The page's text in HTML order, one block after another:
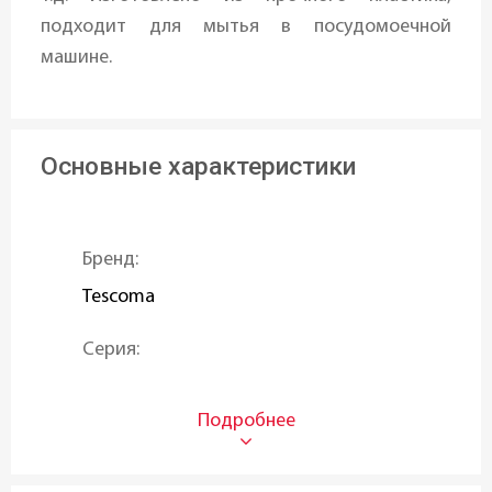
подходит для мытья в посудомоечной
машине.
Основные характеристики
Бренд:
Tescoma
Серия: